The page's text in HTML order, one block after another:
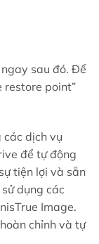
sau đó. Để
restore point”
các dịch vụ
để tự động
tiện lợi và sẵn
dụng các
Image.
chỉnh và tự